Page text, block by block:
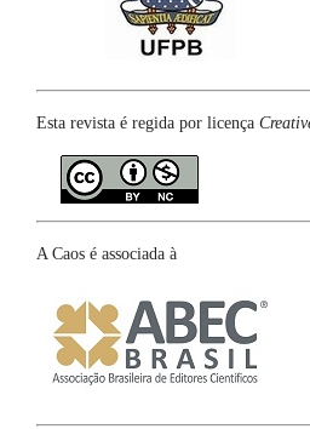
Esta revista é regida por licença
A Caos é associada à